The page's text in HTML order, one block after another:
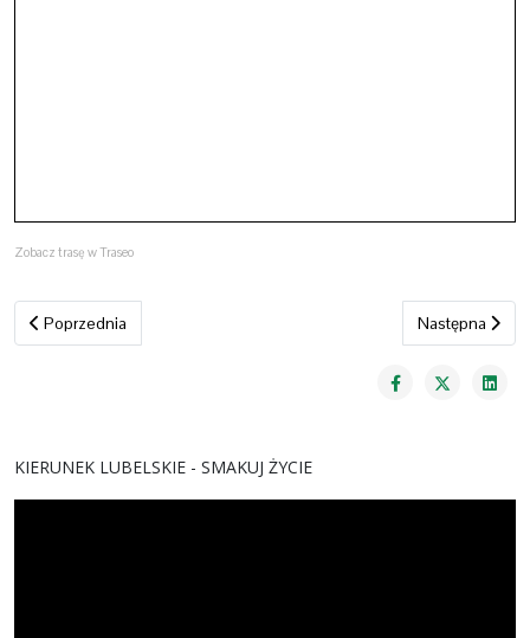
Zobacz trasę w Traseo
Poprzednia strona: Poleski Szlak Partyzancki
Poprzednia Następna
Następna
KIERUNEK LUBELSKIE - SMAKUJ ŻYCIE